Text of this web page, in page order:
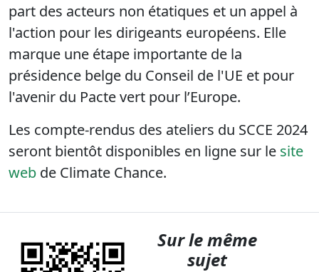
part des acteurs non étatiques et un appel à
l'action pour les dirigeants européens. Elle
marque une étape importante de la
présidence belge du Conseil de l'UE et pour
l'avenir du Pacte vert pour l’Europe.
Les compte-rendus des ateliers du SCCE 2024
seront bientôt disponibles en ligne sur le site
web de Climate Chance.
Sur le même
sujet